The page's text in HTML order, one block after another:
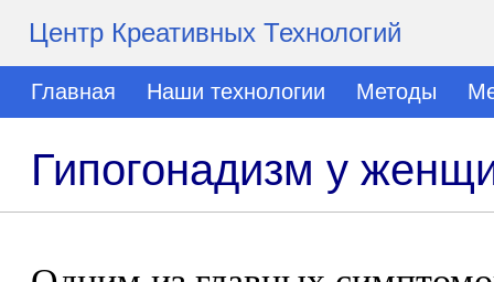
Центр Креативных Технологий
Главная Наши технологии Методы
Гипогонадизм у